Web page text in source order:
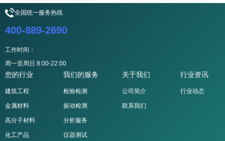
全国统一服务热线
400-889-2690
工作时间：
周一至周日 8:00-22:00
您的行业
建筑工程
金属材料
高分子材料
化工产品
我们的服务
检验检测
振动检测
分析服务
仪器测试
关于我们
公司简介
联系我们
行业资讯
行业动态